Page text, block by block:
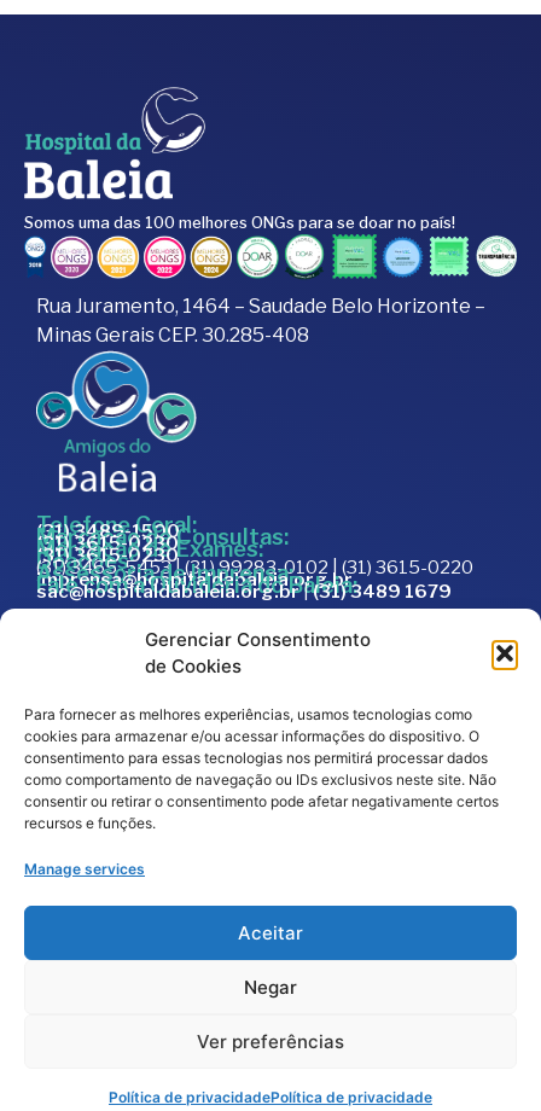
Gerenciar Consentimento
de Cookies
Para fornecer as melhores experiências, usamos tecnologias como
cookies para armazenar e/ou acessar informações do dispositivo. O
consentimento para essas tecnologias nos permitirá processar dados
como comportamento de navegação ou IDs exclusivos neste site. Não
consentir ou retirar o consentimento pode afetar negativamente certos
recursos e funções.
Manage services
Aceitar
Negar
Ver preferências
Política de privacidadePolítica de privacidade
Somos uma das 100 melhores ONGs para se doar no país!
Rua Juramento, 1464 – Saudade Belo Horizonte –
Minas Gerais CEP. 30.285-408
Telefone Geral:
(31) 3489-1500
Marcação de Consultas:
(31) 3615-0230
Marcação de Exames:
(31) 3615-0230
Doações:
(31) 3465-5453 | (31) 99283-0102 | (31) 3615-0220
Assessoria de Imprensa:
imprensa@hospitaldabaleia.org.br
Fale com a Ouvidoria do Baleia:
sac@hospitaldabaleia.org.br|(31) 3489 1679
Trabalhe Conosco
Editais
Política de Privacidade
Código de Integridade
© Todos os direitos reservados – Hospital da
Doe Agora